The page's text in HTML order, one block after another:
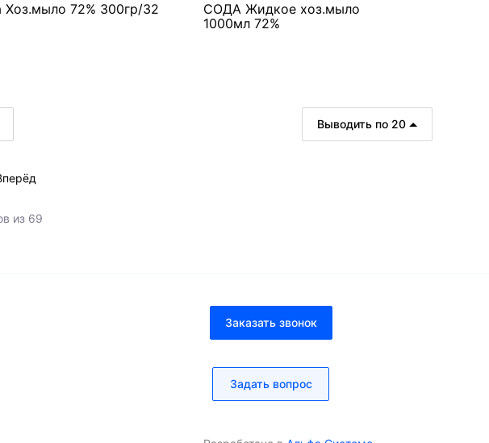
Хоз.мыло 72% 300гр/32
СОДА Жидкое хоз.мыло
1000мл 72%
В корзину
Выводить по 20
из 69
Заказать звонок
Задать вопрос